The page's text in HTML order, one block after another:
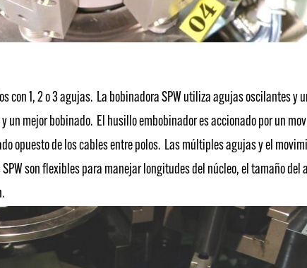
con 1, 2 o 3 agujas. La bobinadora SPW utiliza agujas oscilantes
mejor bobinado. El husillo embobinador es accionado por un
opuesto de los cables entre polos. Las múltiples agujas y el
son flexibles para manejar longitudes del núcleo, el tamaño del